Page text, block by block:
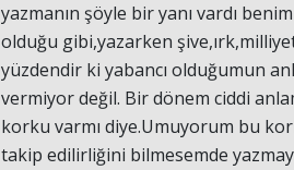
yazmanın şöyle bir yanı vardı
olduğu gibi,yazarken
yüzdendir ki yabancı olduğumun
vermiyor değil. Bir dönem ciddi
korku varmı diye.Umuyorum bu
takip edilirliğini bilmesemde